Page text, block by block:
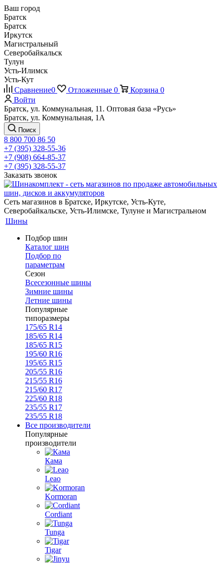
Ваш город
Братск
Братск
Иркутск
Магистральный
Северобайкальск
Тулун
Усть-Илимск
Усть-Кут
Сравнение0 Отложенные 0 Корзина 0
Войти
Братск, ул. Коммунальная, 11. Оптовая база «Русь»
Братск, ул. Коммунальная, 1А
Поиск
8 800 700 86 50
+7 (395) 328-55-36
+7 (908) 664-85-37
+7 (395) 328-55-37
Заказать звонок
Сеть магазинов в Братске, Иркутске, Усть-Куте,
Северобайкальске, Усть-Илимске, Тулуне и Магистральном
Шины
Подбор шин
Каталог шин
Подбор по
параметрам
Сезон
Всесезонные шины
Зимние шины
Летние шины
Популярные
типоразмеры
175/65 R14
185/65 R14
185/65 R15
195/60 R16
195/65 R15
205/55 R16
215/55 R16
215/60 R17
225/60 R18
235/55 R17
235/55 R18
Все производители
Популярные
производители
Кама
Leao
Kormoran
Cordiant
Tunga
Tigar